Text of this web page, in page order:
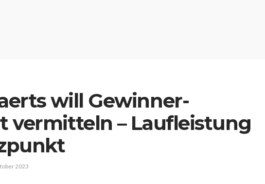
will Gewinner-
vermitteln – Laufleistung
2023